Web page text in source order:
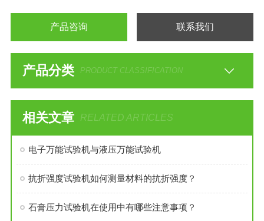
产品咨询 联系我们
产品分类 PRODUCT CLASSIFICATION
相关文章 RELATED ARTICLES
电子万能试验机与液压万能试验机
抗折强度试验机如何测量材料的抗折强度？
石膏压力试验机在使用中有哪些注意事项？